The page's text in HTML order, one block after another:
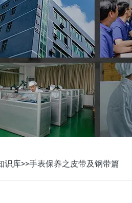
识库>>手表保养之皮带及钢带篇